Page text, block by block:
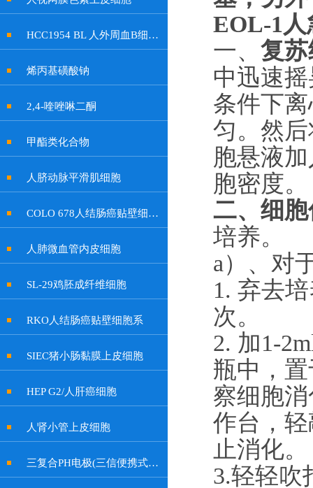
HCC1954 BL 人外周血B细胞系
烯丙基磺酸钠
2,4-喹唑啉二酮
甲酯类化合物
人脐动脉平滑肌细胞
COLO 678人结肠癌贴壁细胞系
人肺微血管内皮细胞
SL-29鸡胚成纤维细胞
RKO人结肠癌贴壁细胞系
SIEC猪小肠黏膜上皮细胞
HEP G2/人肝癌细胞
人肾小管上皮细胞
三复合PH电极(三信便携式余氯计电极, 特制插口)
EOL-1人
一、 复
中迅速
条件下
匀。然
胞悬液
胞密度。
二、 细
培养。
a） 、对
1. 弃去
次。
2. 加1-
瓶中，
察细胞
作台，
止消化。
3.轻轻吹